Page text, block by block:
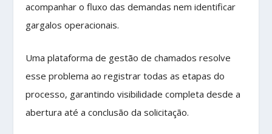
acompanhar o fluxo das demandas nem identificar
gargalos operacionais.
Uma plataforma de gestão de chamados resolve
esse problema ao registrar todas as etapas do
processo, garantindo visibilidade completa desde a
abertura até a conclusão da solicitação.